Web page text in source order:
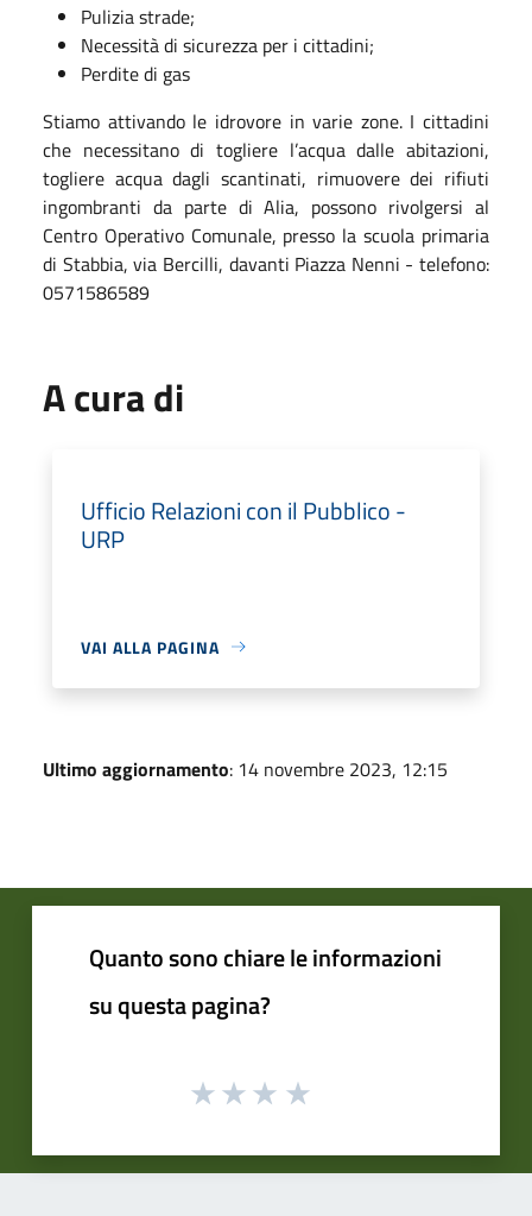
Pulizia strade;
Necessità di sicurezza per i cittadini;
Perdite di gas
Stiamo attivando le idrovore in varie zone. I cittadini
che necessitano di togliere l’acqua dalle abitazioni,
togliere acqua dagli scantinati, rimuovere dei rifiuti
ingombranti da parte di Alia, possono rivolgersi al
Centro Operativo Comunale, presso la scuola primaria
di Stabbia, via Bercilli, davanti Piazza Nenni - telefono:
0571586589
A cura di
Ufficio Relazioni con il Pubblico -
URP
VAI ALLA PAGINA
Ultimo aggiornamento: 14 novembre 2023, 12:15
Quanto sono chiare le informazioni
su questa pagina?